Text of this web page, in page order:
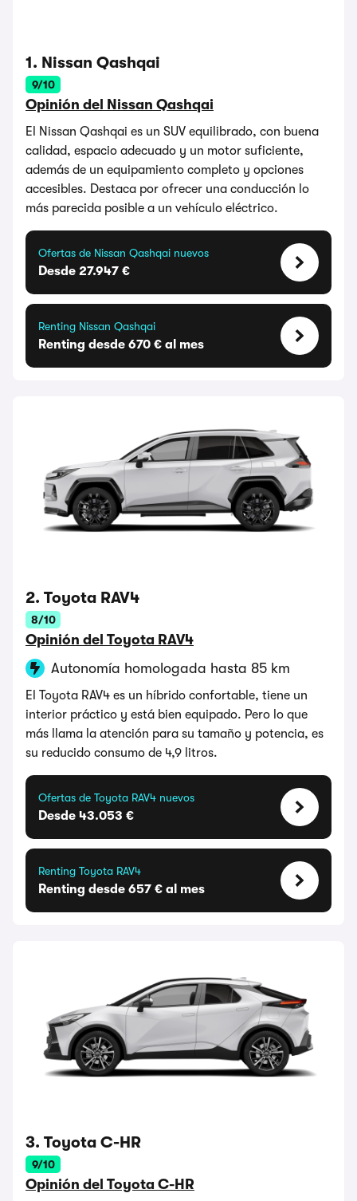
1. Nissan Qashqai
9/10
Opinión del Nissan Qashqai
El Nissan Qashqai es un SUV equilibrado, con buena
calidad, espacio adecuado y un motor suficiente,
además de un equipamiento completo y opciones
accesibles. Destaca por ofrecer una conducción lo
más parecida posible a un vehículo eléctrico.
Ofertas de Nissan Qashqai nuevos
Desde 27.947 €
Renting Nissan Qashqai
Renting desde 670 € al mes
2. Toyota RAV4
8/10
Opinión del Toyota RAV4
Autonomía homologada hasta 85 km
El Toyota RAV4 es un híbrido confortable, tiene un
interior práctico y está bien equipado. Pero lo que
más llama la atención para su tamaño y potencia, es
su reducido consumo de 4,9 litros.
Ofertas de Toyota RAV4 nuevos
Desde 43.053 €
Renting Toyota RAV4
Renting desde 657 € al mes
3. Toyota C-HR
9/10
Opinión del Toyota C-HR